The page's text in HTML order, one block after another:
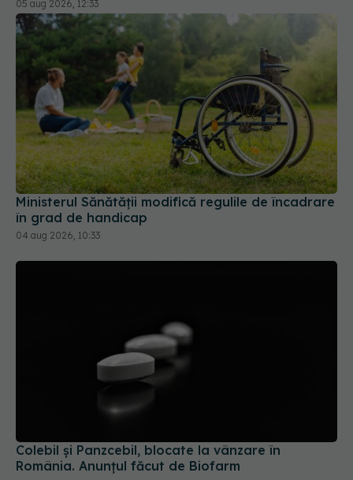
Ministerul Sănătății modifică regulile de încadrare
în grad de handicap
04 aug 2026, 10:33
Colebil și Panzcebil, blocate la vânzare în